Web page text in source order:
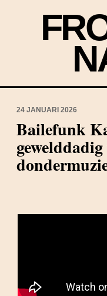
24 JANUARI 2026
Bailefunk